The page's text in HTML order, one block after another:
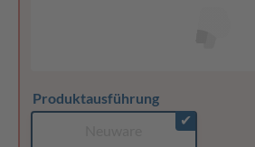
Produktausführung
✔